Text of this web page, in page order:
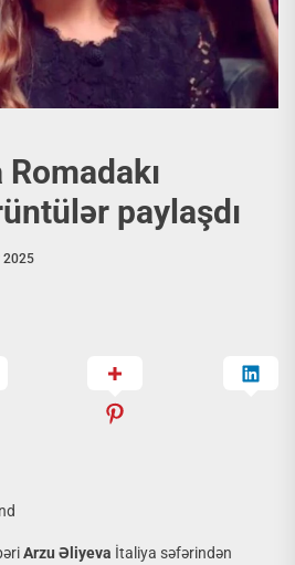
paylaşdı
2025
Arzu Əliyeva İtaliya səfərindən